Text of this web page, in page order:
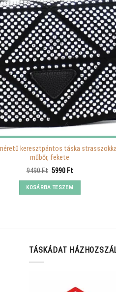
keresztpántos táska
műbőr, fekete
9490Ft Original
was:
9490 Ft.
5990 FtCurrent
is:
5990 Ft.
KOSÁRBA TESZEM
TÁSKÁDAT